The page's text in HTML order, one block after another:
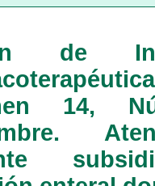
de
14,